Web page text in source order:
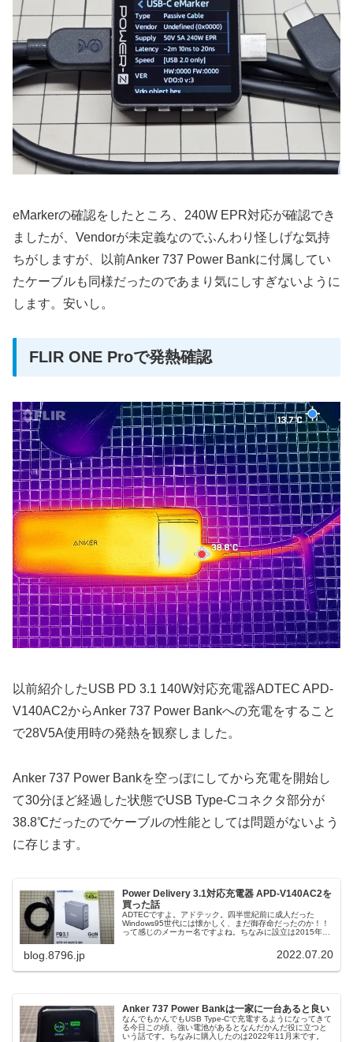
eMarkerの確認をしたところ、240W EPR対応が確認でき
ましたが、Vendorが未定義なのでふんわり怪しげな気持
ちがしますが、以前Anker 737 Power Bankに付属してい
たケーブルも同様だったのであまり気にしすぎないように
します。安いし。
FLIR ONE Proで発熱確認
以前紹介したUSB PD 3.1 140W対応充電器ADTEC APD-
V140AC2からAnker 737 Power Bankへの充電をすること
で28V5A使用時の発熱を観察しました。
Anker 737 Power Bankを空っぽにしてから充電を開始し
て30分ほど経過した状態でUSB Type-Cコネクタ部分が
38.8℃だったのでケーブルの性能としては問題がないよう
に存じます。
Power Delivery 3.1対応充電器 APD-V140AC2を
買った話
ADTECですよ。アドテック。四半世紀前に成人だった
Windows95世代には懐かしく、まだ御存命だったのか！！
って感じのメーカー名ですよね。ちなみに設立は2015年だ
140Wね。どうせ1ポート最大100Wでしょう？」って思っ
てたんですが、豈図らんやPD3.1 EPR対応の1ポート最大
Rangeの略だそうです。最大240Wまでの規格ですが、こ
blog.8796.jp 2022.07.20
Anker 737 Power Bankは一家に一台あると良い
なんでもかんでもUSB Type-Cで充電するようになってきて
る今日この頃、強い電池があるとなんだかんだ役に立つと
いう話です。ちなみに購入したのは2022年11月末です。